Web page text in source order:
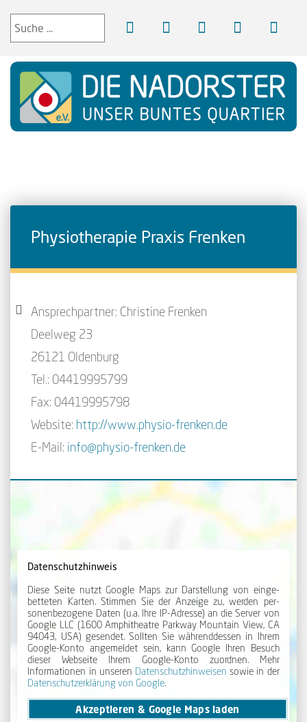
Physiotherapie Praxis Frenken
Ansprechpartner: Christine Frenken
Deelweg 23
26121 Oldenburg
Tel.: 04419995799
Fax: 04419995798
Website: http://www.physio-frenken.de
E-Mail: info@physio-frenken.de
Datenschutzhinweis
Diese Seite nutzt Google Maps zur Dar­stellung von ein­ge­
betteten Karten. Stimmen Sie der An­zeige zu, werden per­
sonen­be­zogene Daten (u.a. Ihre IP-Adresse) an die Server von
Google LLC (1600 Amphi­theatre Park­way Mount­ain View, CA
94043, USA) gesendet. Sollten Sie während­dessen in Ihrem
Google-Konto angemeldet sein, kann Google Ihren Besuch
dieser Webseite Ihrem Google-Konto zuordnen. Mehr
Informationen in unseren Daten­schutz­hinweisen sowie in der
Daten­schutz­erklärung von Google.
Akzeptieren & Google Maps laden